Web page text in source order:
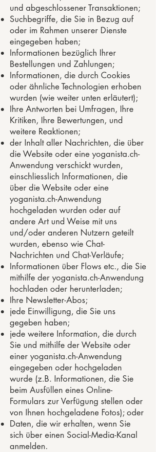
und abgeschlossener Transaktionen;
Suchbegriffe, die Sie in Bezug auf
oder im Rahmen unserer Dienste
eingegeben haben;
Informationen bezüglich Ihrer
Bestellungen und Zahlungen;
Informationen, die durch Cookies
oder ähnliche Technologien erhoben
wurden (wie weiter unten erläutert);
Ihre Antworten bei Umfragen, Ihre
Kritiken, Ihre Bewertungen, und
weitere Reaktionen;
der Inhalt aller Nachrichten, die über
die Website oder eine yoganista.ch-
Anwendung verschickt wurden,
einschliesslich Informationen, die
über die Website oder eine
yoganista.ch-Anwendung
hochgeladen wurden oder auf
andere Art und Weise mit uns
und/oder anderen Nutzern geteilt
wurden, ebenso wie Chat-
Nachrichten und Chat-Verläufe;
Informationen über Flows etc., die Sie
mithilfe der yoganista.ch-Anwendung
hochladen oder herunterladen;
Ihre Newsletter-Abos;
jede Einwilligung, die Sie uns
gegeben haben;
jede weitere Information, die durch
Sie und mithilfe der Website oder
einer yoganista.ch-Anwendung
eingegeben oder hochgeladen
wurde (z.B. Informationen, die Sie
beim Ausfüllen eines Online-
Formulars zur Verfügung stellen oder
von Ihnen hochgeladene Fotos); oder
Daten, die wir erhalten, wenn Sie
sich über einen Social-Media-Kanal
anmelden.